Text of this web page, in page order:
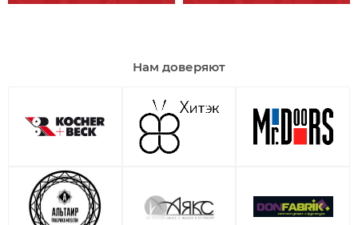
Нам доверяют